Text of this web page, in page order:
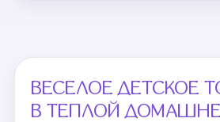
ВЕСЕЛОЕ ДЕТСКОЕ
В ТЕПЛОЙ